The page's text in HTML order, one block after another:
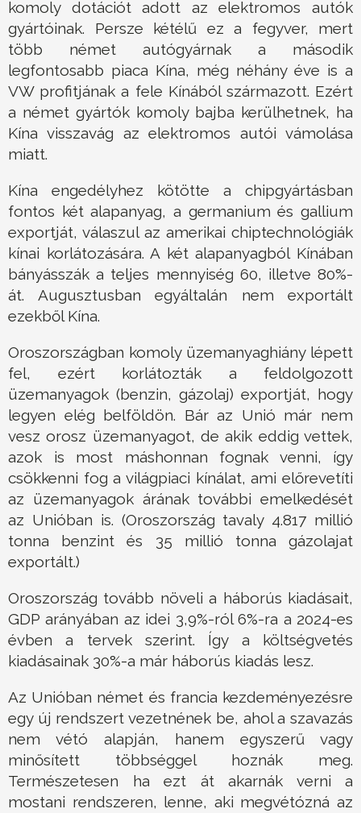
komoly dotációt adott az elektromos autók
gyártóinak. Persze kétélű ez a fegyver, mert
több német autógyárnak a második
legfontosabb piaca Kína, még néhány éve is a
VW profitjának a fele Kínából származott. Ezért
a német gyártók komoly bajba kerülhetnek, ha
Kína visszavág az elektromos autói vámolása
miatt.
Kína engedélyhez kötötte a chipgyártásban
fontos két alapanyag, a germanium és gallium
exportját, válaszul az amerikai chiptechnológiák
kínai korlátozására. A két alapanyagból Kínában
bányásszák a teljes mennyiség 60, illetve 80%-
át. Augusztusban egyáltalán nem exportált
ezekből Kína.
Oroszországban komoly üzemanyaghiány lépett
fel, ezért korlátozták a feldolgozott
üzemanyagok (benzin, gázolaj) exportját, hogy
legyen elég belföldön. Bár az Unió már nem
vesz orosz üzemanyagot, de akik eddig vettek,
azok is most máshonnan fognak venni, így
csökkenni fog a világpiaci kínálat, ami előrevetíti
az üzemanyagok árának további emelkedését
az Unióban is. (Oroszország tavaly 4.817 millió
tonna benzint és 35 millió tonna gázolajat
exportált.)
Oroszország tovább növeli a háborús kiadásait,
GDP arányában az idei 3,9%-ról 6%-ra a 2024-es
évben a tervek szerint. Így a költségvetés
kiadásainak 30%-a már háborús kiadás lesz.
Az Unióban német és francia kezdeményezésre
egy új rendszert vezetnének be, ahol a szavazás
nem vétó alapján, hanem egyszerű vagy
minősített többséggel hoznák meg.
Természetesen ha ezt át akarnák verni a
mostani rendszeren, lenne, aki megvétózná az